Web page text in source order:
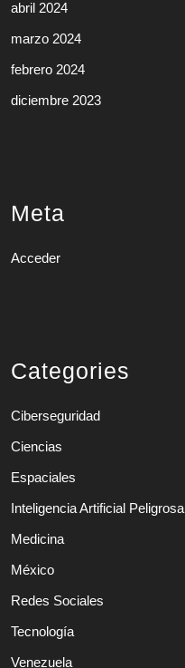
abril 2024
marzo 2024
febrero 2024
diciembre 2023
Meta
Acceder
Categories
Ciberseguridad
Ciencias
Espaciales
Inteligencia Artificial Peligrosa
Medicina
México
Redes Sociales
Tecnología
Venezuela